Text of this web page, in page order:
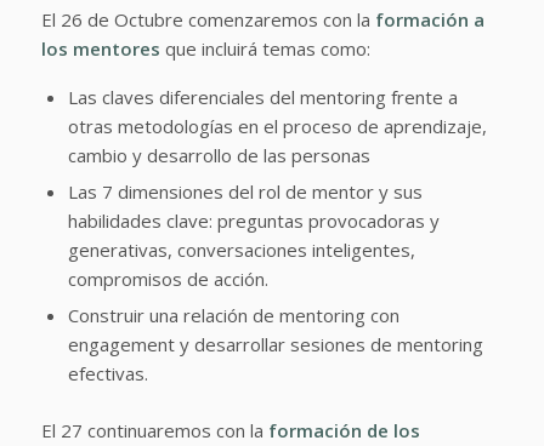
El 26 de Octubre comenzaremos con la formación a
los mentores que incluirá temas como:
Las claves diferenciales del mentoring frente a
otras metodologías en el proceso de aprendizaje,
cambio y desarrollo de las personas
Las 7 dimensiones del rol de mentor y sus
habilidades clave: preguntas provocadoras y
generativas, conversaciones inteligentes,
compromisos de acción.
Construir una relación de mentoring con
engagement y desarrollar sesiones de mentoring
efectivas.
El 27 continuaremos con la formación de los